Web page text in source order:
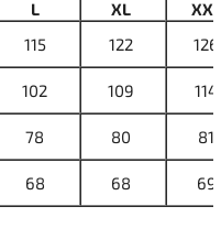
L XL
XXL
115 122
126
102 109
114
78 80
81
68 68 69